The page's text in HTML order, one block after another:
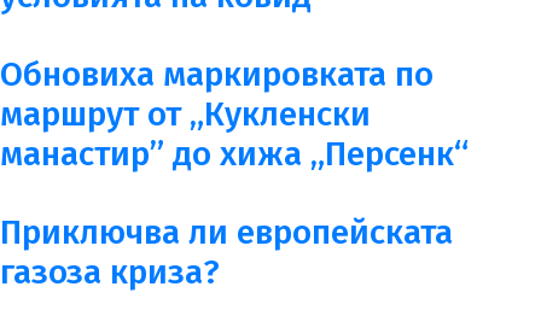
Обновиха маркировката по
маршрут от „Кукленски
манастир” до хижа „Персенк“
Приключва ли европейската
газоза криза?